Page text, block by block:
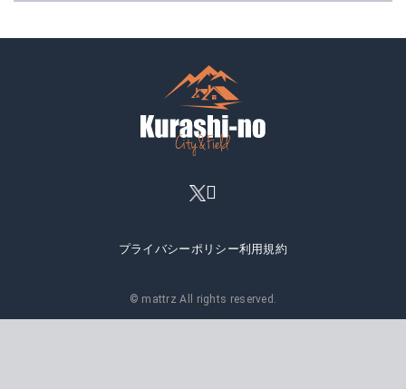
プライバシーポリシー利用規約
© mattrz All rights reserved.